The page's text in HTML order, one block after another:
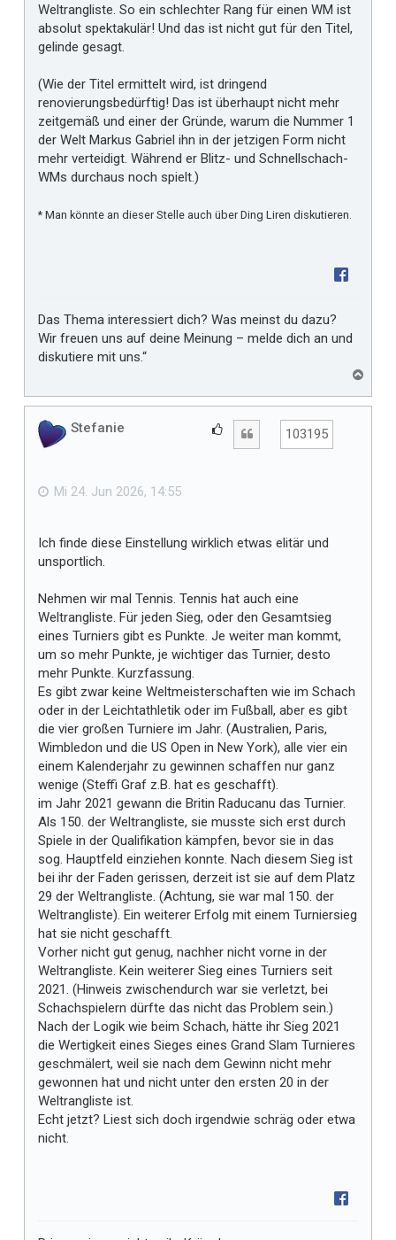
Weltrangliste. So ein schlechter Rang für einen WM ist
absolut spektakulär! Und das ist nicht gut für den Titel,
gelinde gesagt.
(Wie der Titel ermittelt wird, ist dringend
renovierungsbedürftig! Das ist überhaupt nicht mehr
zeitgemäß und einer der Gründe, warum die Nummer 1
der Welt Markus Gabriel ihn in der jetzigen Form nicht
mehr verteidigt. Während er Blitz- und Schnellschach-
WMs durchaus noch spielt.)
* Man könnte an dieser Stelle auch über Ding Liren diskutieren.
Das Thema interessiert dich? Was meinst du dazu?
Wir freuen uns auf deine Meinung – melde dich an und
diskutiere mit uns.“
c
Stefanie
t
r
103195
Mi 24. Jun 2026, 14:55
Ich finde diese Einstellung wirklich etwas elitär und
unsportlich.
Nehmen wir mal Tennis. Tennis hat auch eine
Weltrangliste. Für jeden Sieg, oder den Gesamtsieg
eines Turniers gibt es Punkte. Je weiter man kommt,
um so mehr Punkte, je wichtiger das Turnier, desto
mehr Punkte. Kurzfassung.
Es gibt zwar keine Weltmeisterschaften wie im Schach
oder in der Leichtathletik oder im Fußball, aber es gibt
die vier großen Turniere im Jahr. (Australien, Paris,
Wimbledon und die US Open in New York), alle vier ein
einem Kalenderjahr zu gewinnen schaffen nur ganz
wenige (Steffi Graf z.B. hat es geschafft).
im Jahr 2021 gewann die Britin Raducanu das Turnier.
Als 150. der Weltrangliste, sie musste sich erst durch
Spiele in der Qualifikation kämpfen, bevor sie in das
sog. Hauptfeld einziehen konnte. Nach diesem Sieg ist
bei ihr der Faden gerissen, derzeit ist sie auf dem Platz
29 der Weltrangliste. (Achtung, sie war mal 150. der
Weltrangliste). Ein weiterer Erfolg mit einem Turniersieg
hat sie nicht geschafft.
Vorher nicht gut genug, nachher nicht vorne in der
Weltrangliste. Kein weiterer Sieg eines Turniers seit
2021. (Hinweis zwischendurch war sie verletzt, bei
Schachspielern dürfte das nicht das Problem sein.)
Nach der Logik wie beim Schach, hätte ihr Sieg 2021
die Wertigkeit eines Sieges eines Grand Slam Turnieres
geschmälert, weil sie nach dem Gewinn nicht mehr
gewonnen hat und nicht unter den ersten 20 in der
Weltrangliste ist.
Echt jetzt? Liest sich doch irgendwie schräg oder etwa
nicht.